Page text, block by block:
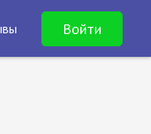
Войти